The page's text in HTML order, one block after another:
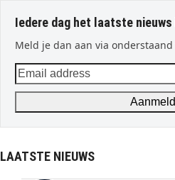
Iedere dag het laatste nieuws
Meld je dan aan via
Email
address
LAATSTE NIEUWS